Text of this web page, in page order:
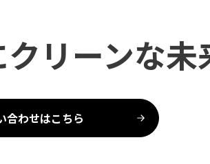
リーンな未
合わせはこちら